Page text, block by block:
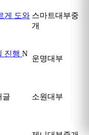
게 도와 스마트대부중
개
진행 N
운명대부
글 소원대부